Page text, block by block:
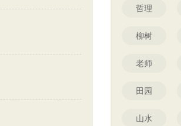
哲理
柳树
老师
田园
山水